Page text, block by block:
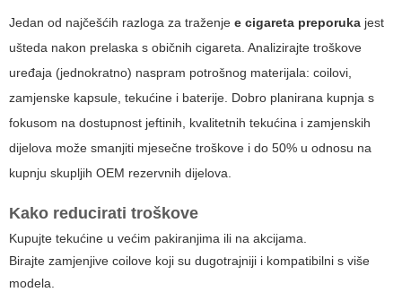
Jedan od najčešćih razloga za traženje e cigareta preporuka jest
ušteda nakon prelaska s običnih cigareta. Analizirajte troškove
uređaja (jednokratno) naspram potrošnog materijala: coilovi,
zamjenske kapsule, tekućine i baterije. Dobro planirana kupnja s
fokusom na dostupnost jeftinih, kvalitetnih tekućina i zamjenskih
dijelova može smanjiti mjesečne troškove i do 50% u odnosu na
kupnju skupljih OEM rezervnih dijelova.
Kako reducirati troškove
Kupujte tekućine u većim pakiranjima ili na akcijama.
Birajte zamjenjive coilove koji su dugotrajniji i kompatibilni s više
modela.